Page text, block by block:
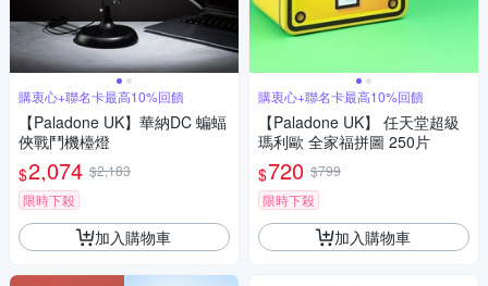
購衷心+聯名卡最高10%回饋
【Paladone UK】華納DC 蝙蝠
俠戰鬥機檯燈
$2,074 $2,183
限時下殺
加入購物車
購衷心+聯名卡最高10%回饋
【Paladone UK】 任天堂超級
瑪利歐 全家福拼圖 250片
$720 $799
限時下殺
加入購物車